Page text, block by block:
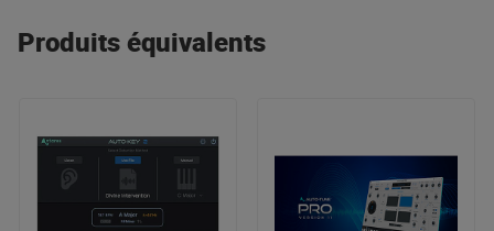
Produits équivalents